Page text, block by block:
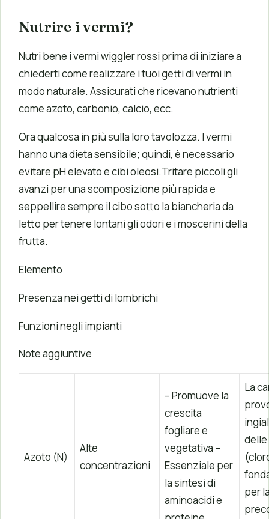
Nutrire i vermi?
Nutri bene i vermi wiggler rossi prima di iniziare a
chiederti come realizzare i tuoi getti di vermi in
modo naturale. Assicurati che ricevano nutrienti
come azoto, carbonio, calcio, ecc.
Ora qualcosa in più sulla loro tavolozza. I vermi
hanno una dieta sensibile; quindi, è necessario
evitare pH elevato e cibi oleosi.Tritare piccoli gli
avanzi per una scomposizione più rapida e
seppellire sempre il cibo sotto la biancheria da
letto per tenere lontani gli odori e i moscerini della
frutta.
Elemento
Presenza nei getti di lombrichi
Funzioni negli impianti
Note aggiuntive
Azoto (N)
Alte
concentrazioni
– Promuove la
crescita
fogliare e
vegetativa –
Essenziale per
la sintesi di
aminoacidi e
La
per